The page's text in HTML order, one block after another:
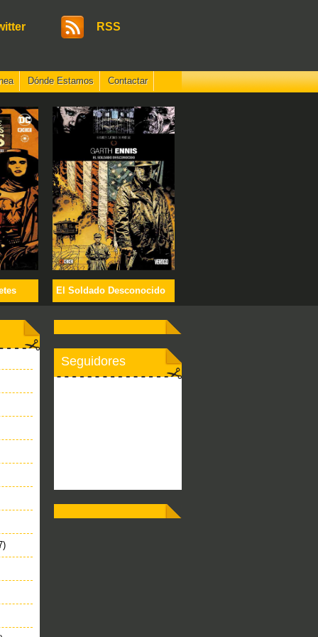
RSS
Dónde Estamos Contactar
El Soldado Desconocido
Seguidores